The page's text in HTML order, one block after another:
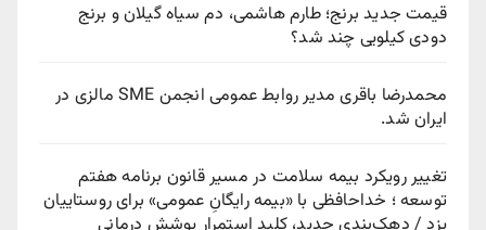
قیمت جدید برنج؛ طارم هاشمی، دم سیاه گیلان و برنج
دودی کیلویی چند شد؟
محمدرضا باقری مدیر روابط عمومی انجمن SME مالزی در
ایران شد.
تغییر رویکرد بیمه سلامت در مسیر قانون برنامه هفتم
توسعه ؛ خداحافظی با «بیمه رایگانِ عمومی» برای روستاییان